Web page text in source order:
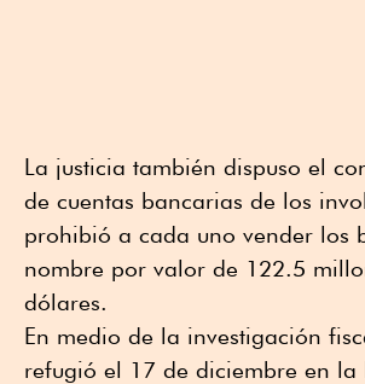
La justicia también dispuso el
de cuentas bancarias de los
prohibió a cada uno vender los
nombre por valor de 122.5
dólares.
En medio de la investigación
refugió el 17 de diciembre en la